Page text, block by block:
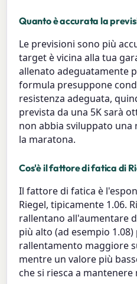
Quanto è accurata la
Le previsioni sono più
target è vicina alla tua
allenato adeguatamente
formula presuppone
resistenza adeguata,
prevista da una 5K sarà
non abbia sviluppato una
la maratona.
Cos'è il fattore di fatica di
Il fattore di fatica è
Riegel, tipicamente 1.06.
rallentano all'aumentare
più alto (ad esempio
rallentamento maggiore
mentre un valore più
che si riesca a mantenere